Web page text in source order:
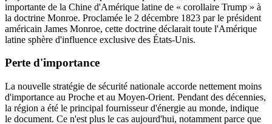
importante de la Chine d'Amérique latine de « corollaire Trump » à
la doctrine Monroe. Proclamée le 2 décembre 1823 par le président
américain James Monroe, cette doctrine déclarait toute l'Amérique
latine sphère d'influence exclusive des États-Unis.
Perte d'importance
La nouvelle stratégie de sécurité nationale accorde nettement moins
d'importance au Proche et au Moyen-Orient. Pendant des décennies,
la région a été le principal fournisseur d'énergie au monde, indique
le document. Ce n'est plus le cas aujourd'hui, notamment parce que